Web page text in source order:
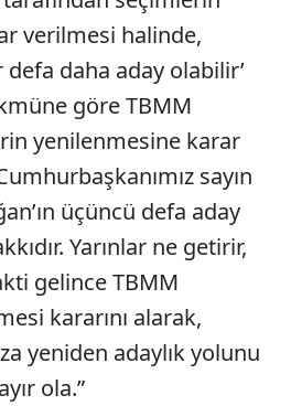
verilmesi halinde,
daha aday olabilir’
göre TBMM
yenilenmesine karar
sayın
üçüncü defa aday
Yarınlar ne getirir,
gelince TBMM
kararını alarak,
yeniden adaylık yolunu
ola.”